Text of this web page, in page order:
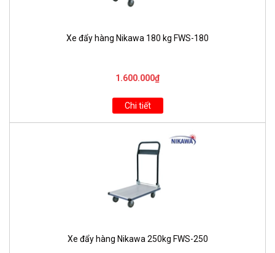
Xe đẩy hàng Nikawa 180 kg FWS-180
1.600.000₫
Chi tiết
Xe đẩy hàng Nikawa 250kg FWS-250